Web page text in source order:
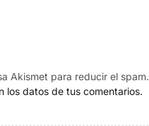
Akismet para reducir el spam.
los datos de tus comentarios.